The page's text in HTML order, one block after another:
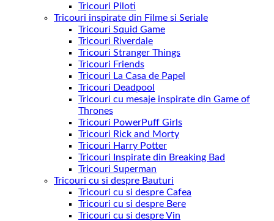
Tricouri Piloti
Tricouri inspirate din Filme si Seriale
Tricouri Squid Game
Tricouri Riverdale
Tricouri Stranger Things
Tricouri Friends
Tricouri La Casa de Papel
Tricouri Deadpool
Tricouri cu mesaje inspirate din Game of
Thrones
Tricouri PowerPuff Girls
Tricouri Rick and Morty
Tricouri Harry Potter
Tricouri Inspirate din Breaking Bad
Tricouri Superman
Tricouri cu si despre Bauturi
Tricouri cu si despre Cafea
Tricouri cu si despre Bere
Tricouri cu si despre Vin